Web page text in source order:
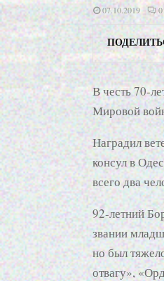
07.10.2019 0
В честь 70-
Мировой
Наградил
консул в
всего два
92-летний
звании
но был
отвагу»,